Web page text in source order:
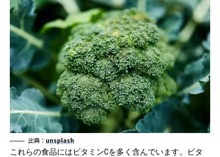
出典： unsplash
これらの食品にはビタミンCを多く含んでいます。ビタ